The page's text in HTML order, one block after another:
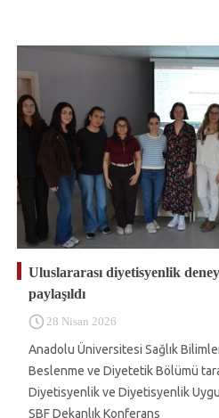
Uluslararası diyetisyenlik
paylaşıldı
28 Nisan 2026
Anadolu Üniversitesi Sağlık
Beslenme ve Diyetetik Bölümü
Diyetisyenlik ve Diyetisyenlik
SBF Dekanlık Konferans